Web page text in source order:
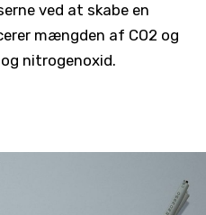
ved at skabe en
mængden af CO2 og
nitrogenoxid.